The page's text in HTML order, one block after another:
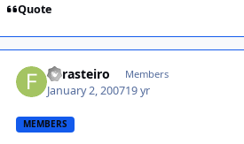
Quote
Forasteiro Members
January 2, 200719 yr
MEMBERS